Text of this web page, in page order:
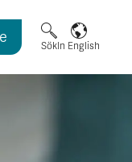
SökIn English